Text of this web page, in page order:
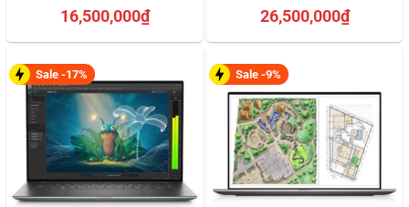
4.67trên 5
dựa trên
16,500,000₫ 5.00trên 5
dựa trên
26,500,000₫
Sale -17% Sale -9%